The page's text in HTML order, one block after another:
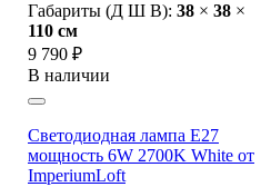
Габариты (Д Ш В): 38 × 38 ×
110 cм
9 790 ₽
В наличии
Светодиодная лампа E27
мощность 6W 2700K White от
ImperiumLoft